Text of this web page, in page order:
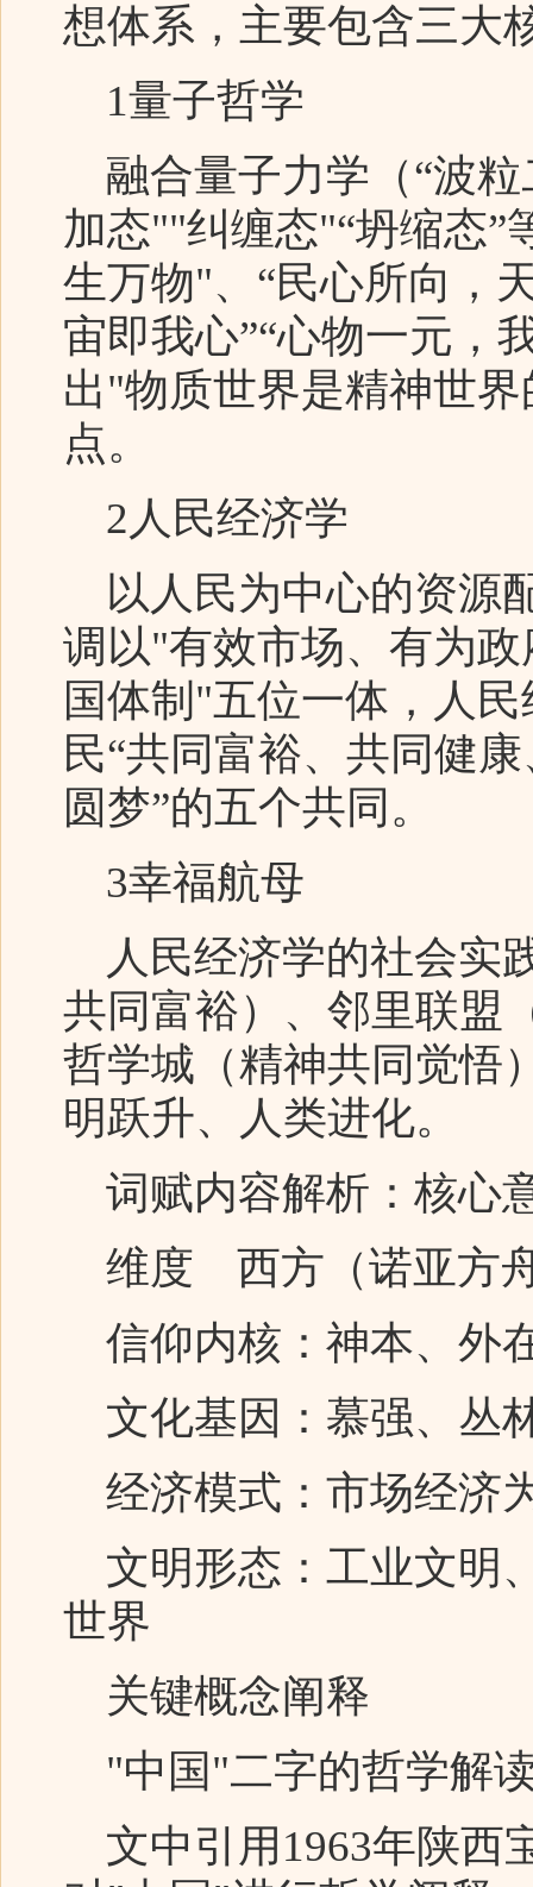
想体系，主要包含三大
1量子哲学
融合量子力学（“波粒
加态""纠缠态"“坍缩态”
生万物"、“民心所向，
宙即我心”“心物一元，
出"物质世界是精神世
点。
2人民经济学
以人民为中心的资源
调以"有效市场、有为
国体制"五位一体，人
民“共同富裕、共同健
圆梦”的五个共同。
3幸福航母
人民经济学的社会实
共同富裕）、邻里联盟
哲学城（精神共同觉悟
明跃升、人类进化。
词赋内容解析：核心
维度 西方（诺亚方
信仰内核：神本、外
文化基因：慕强、丛
经济模式：市场经济
文明形态：工业文明
世界
关键概念阐释
"中国"二字的哲学解
文中引用1963年陕西